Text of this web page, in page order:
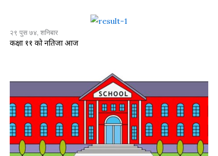
२९ पुस ७४, शनिबार
कक्षा ११ को नतिजा आज